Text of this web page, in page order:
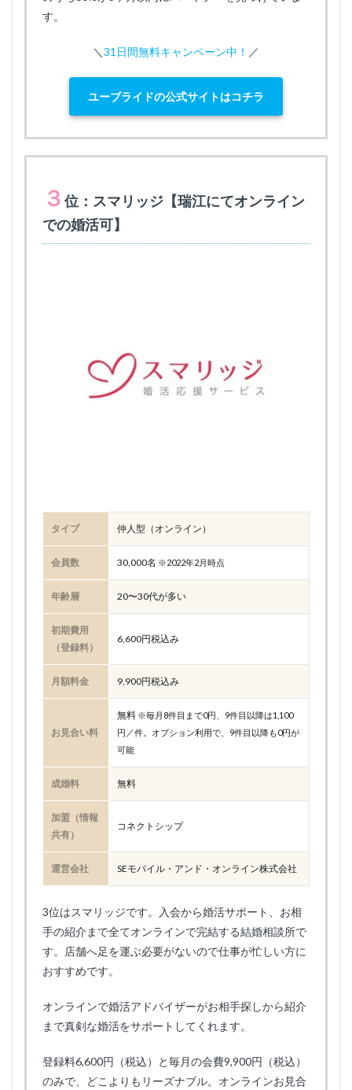
す。
＼ 31日間無料キャンペーン中！ ／
ユーブライドの公式サイトはコチラ
３ 位：スマリッジ【瑞江にてオンライン
での婚活可】
タイプ 仲人型（オンライン）
会員数 30,000名 ※2022年2月時点
年齢層 20〜30代が多い
初期費用
（登録料）
6,600円税込み
月額料金 9,900円税込み
お見合い料
無料 ※毎月8件目まで0円、9件目以降は1,100
円／件。オプション利用で、9件目以降も0円が
可能
成婚料 無料
加盟（情報
共有）
コネクトシップ
運営会社 SEモバイル・アンド・オンライン株式会社
3位はスマリッジです。入会から婚活サポート、お相
手の紹介まで全てオンラインで完結する結婚相談所で
す。店舗へ足を運ぶ必要がないので仕事が忙しい方に
おすすめです。
オンラインで婚活アドバイザーがお相手探しから紹介
まで真剣な婚活をサポートしてくれます。
登録料6,600円（税込）と毎月の会費9,900円（税込）
のみで、どこよりもリーズナブル。オンラインお見合